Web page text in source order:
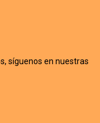
síguenos en nuestras